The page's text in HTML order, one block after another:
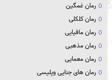
رمان غمگین
رمان کلکلی
رمان مافیایی
رمان مذهبی
رمان معمایی
رمان های جنایی وپلیسی